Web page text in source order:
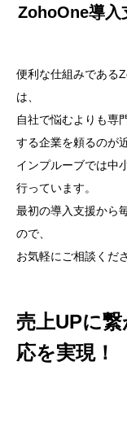
ZohoOne導入
便利な仕組みである
は、
自社で悩むよりも専
する企業を頼るのが
インプルーブでは中
行っています。
最初の導入支援から
ので、
お気軽にご相談くだ
売上UPに
応を実現！